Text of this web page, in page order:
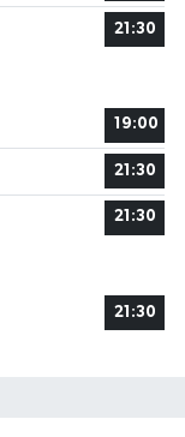
21:30
19:00
21:30
21:30
21:30